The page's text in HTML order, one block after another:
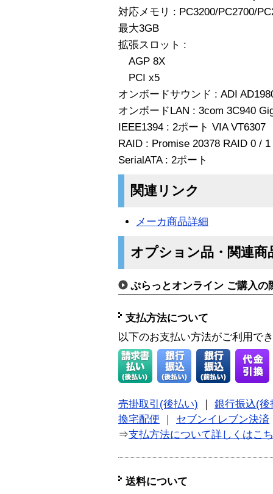
対応メモリ : PC3200/PC2700/
最大3GB
拡張スロット :
AGP 8X
PCI x5
オンボードサウンド : ADI
オンボードLAN : 3com 3C940
IEEE1394 : 2ポート VIA VT6307
RAID : Promise 20378 RAID 0 /
SerialATA : 2ポート
関連リンク
メーカ商品詳細
オプション品・関連商
ぷらっとオンライン ご購入の
支払方法について
以下のお支払い方法がご利用で
売掛取引(後払い)
銀行振込(後
換宅配便
セブンイレブン決済
⇒支払方法について詳しくはこ
送料について